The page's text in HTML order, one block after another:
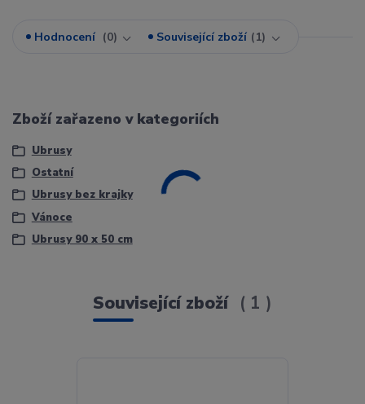
Hodnocení 0 Související zboží 1
Zboží zařazeno v kategoriích
Ubrusy
Ostatní
Ubrusy bez krajky
Vánoce
Ubrusy 90 x 50 cm
Související zboží 1